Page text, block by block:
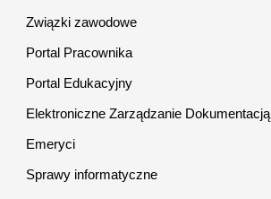
Związki zawodowe
Portal Pracownika
Portal Edukacyjny
Elektroniczne Zarządzanie Dokumentacją
Emeryci
Sprawy informatyczne